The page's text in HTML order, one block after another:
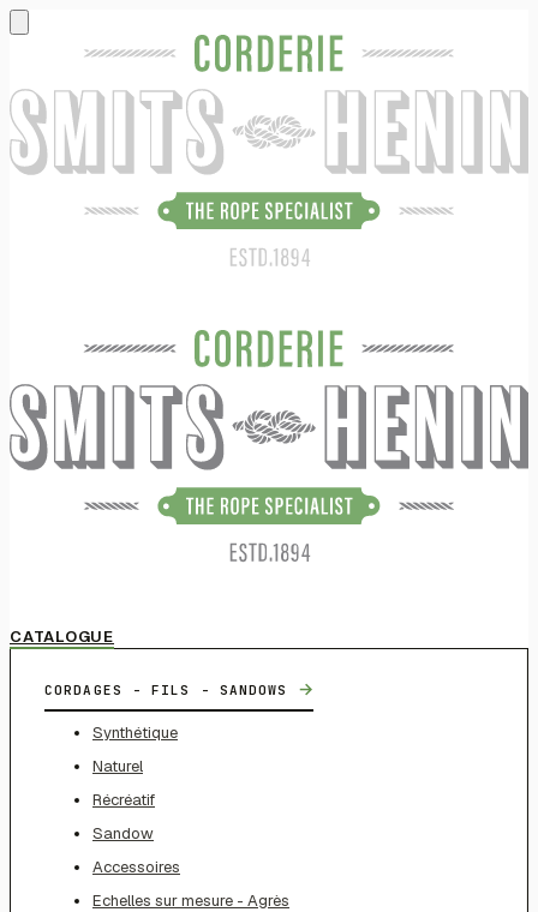
CATALOGUE
CORDAGES - FILS - SANDOWS →
Synthétique
Naturel
Récréatif
Sandow
Accessoires
Echelles sur mesure - Agrès